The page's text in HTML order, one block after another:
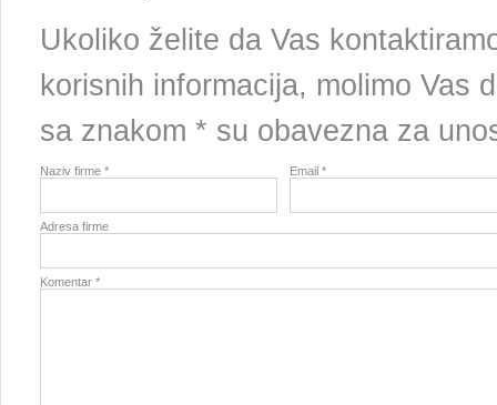
Ukoliko želite da Vas
korisnih informacija, molimo Vas
sa znakom * su obavezna za
Naziv firme * Email *
Adresa firme
Komentar *